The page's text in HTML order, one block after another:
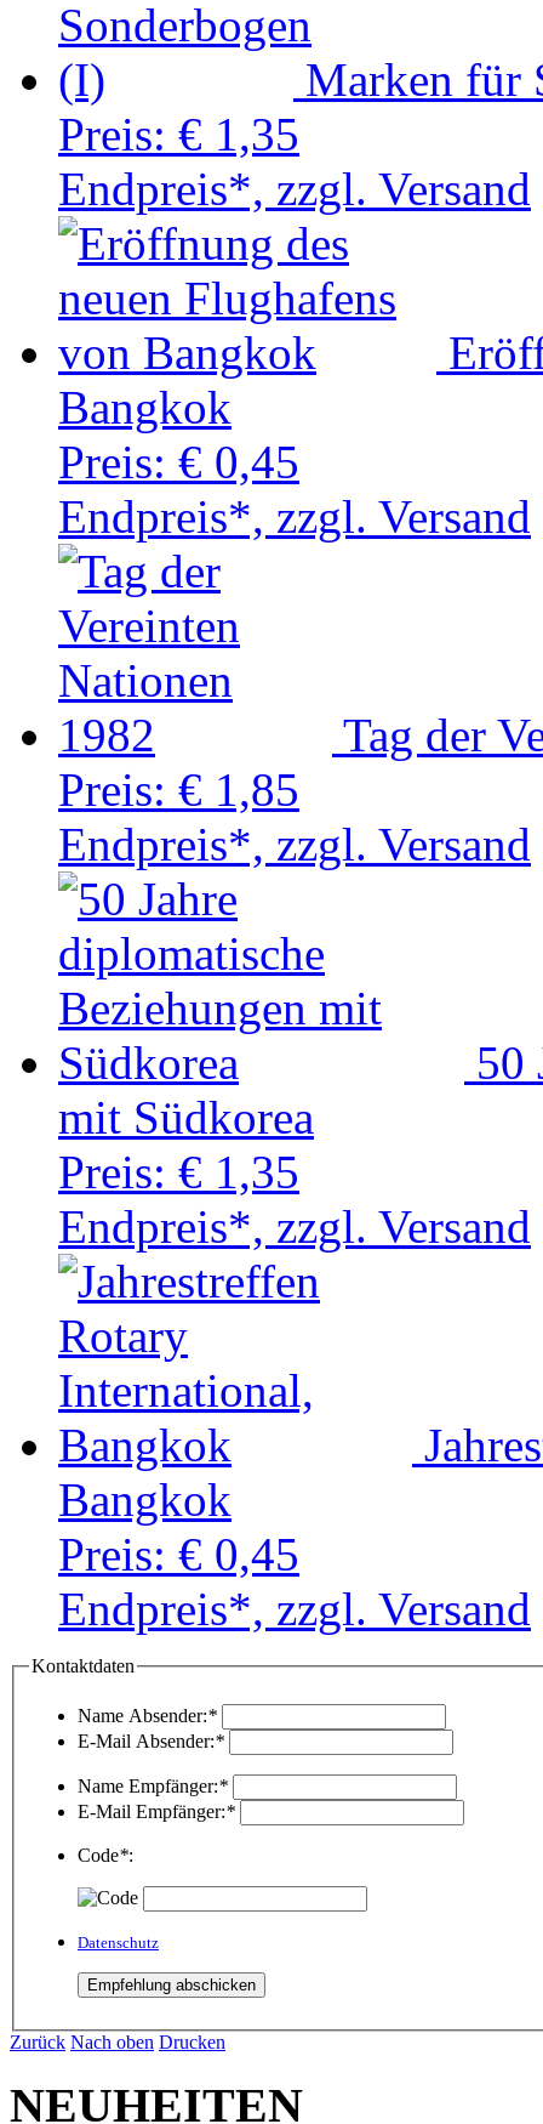
Marken für
Preis: € 1,35
Endpreis*, zzgl. Versand
Bangkok
Preis: € 0,45
Endpreis*, zzgl. Versand
Tag der
Preis: € 1,85
Endpreis*, zzgl. Versand
50
mit Südkorea
Preis: € 1,35
Endpreis*, zzgl. Versand
Bangkok
Preis: € 0,45
Endpreis*, zzgl. Versand
Kontaktdaten
Name Absender:*
E-Mail Absender:*
Name Empfänger:*
E-Mail Empfänger:*
Code*:
Datenschutz
Zurück Nach oben Drucken
NEUHEITEN